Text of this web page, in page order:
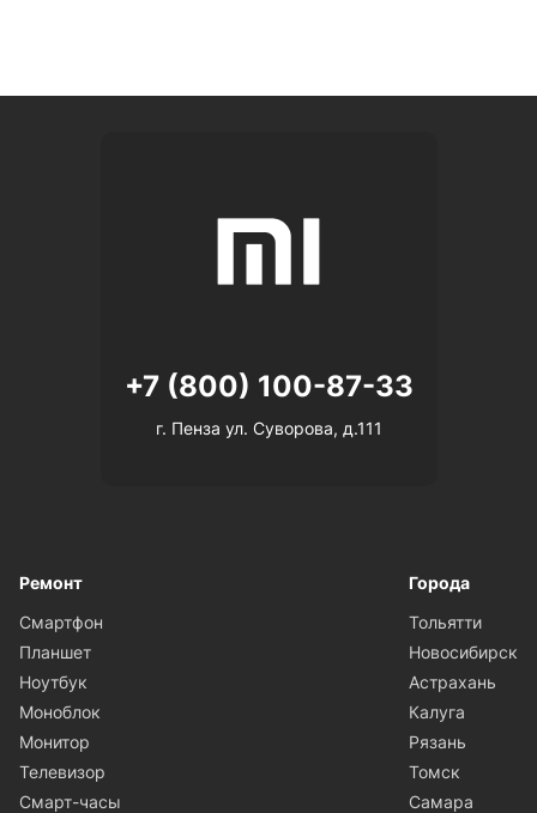
+7 (800) 100-87-33
г. Пенза ул. Суворова, д.111
Ремонт
Смартфон
Планшет
Ноутбук
Моноблок
Монитор
Телевизор
Смарт-часы
Города
Тольятти
Новосибирск
Астрахань
Калуга
Рязань
Томск
Самара